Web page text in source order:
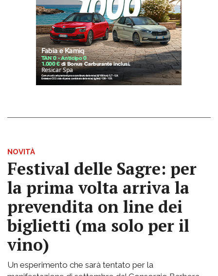
NOVITÀ
Festival delle Sagre: per
la prima volta arriva la
prevendita on line dei
biglietti (ma solo per il
vino)
Un esperimento che sarà tentato per la